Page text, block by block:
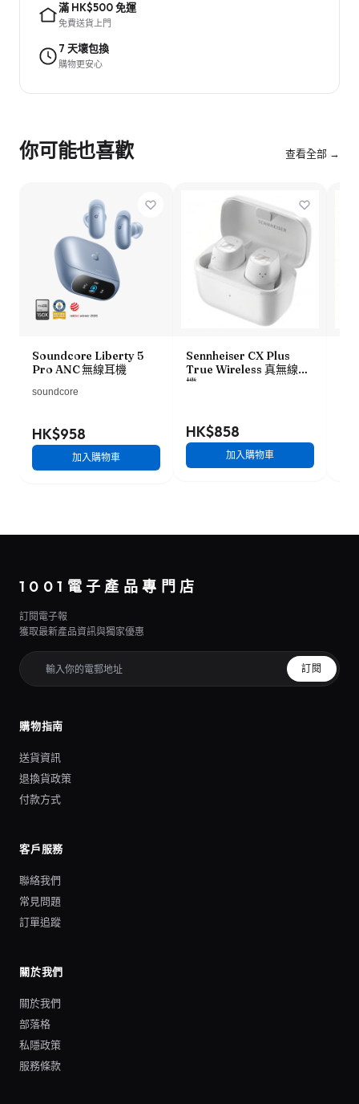
滿 HK$500 免運
免費送貨上門
7 天壞包換
購物更安心
你可能也喜歡 查看全部 →
Soundcore Liberty 5
Pro ANC 無線耳機
soundcore
HK$958
加入購物車
Sennheiser CX Plus
True Wireless 真無線耳
機
HK$858
加入購物車
1001電子產品專門店
訂閱電子報
獲取最新產品資訊與獨家優惠
訂閱
購物指南
送貨資訊
退換貨政策
付款方式
客戶服務
聯絡我們
常見問題
訂單追蹤
關於我們
關於我們
部落格
私隱政策
服務條款